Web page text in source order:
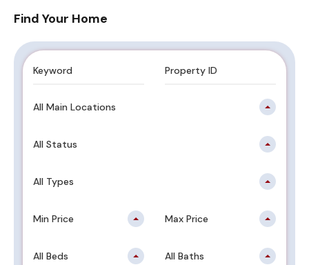
Find Your Home
All Main Locations
All Status
All Types
Min Price Max Price
All Beds All Baths